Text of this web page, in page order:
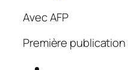
Avec AFP
Première publication